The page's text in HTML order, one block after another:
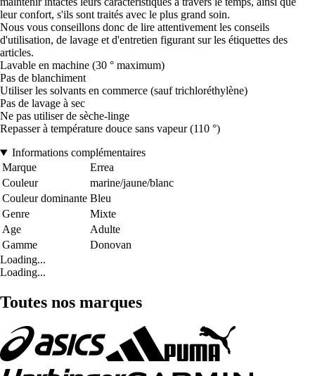
leur confort, s'ils sont traités avec le plus grand soin.
Nous vous conseillons donc de lire attentivement les conseils
d'utilisation, de lavage et d'entretien figurant sur les étiquettes des
articles.
Lavable en machine (30 ° maximum)
Pas de blanchiment
Utiliser les solvants en commerce (sauf trichloréthylène)
Pas de lavage à sec
Ne pas utiliser de sèche-linge
Repasser à température douce sans vapeur (110 °)
Informations complémentaires
Marque
Errea
Couleur
marine/jaune/blanc
Couleur dominante Bleu
Genre
Mixte
Age
Adulte
Gamme
Donovan
Loading...
Loading...
Toutes nos marques